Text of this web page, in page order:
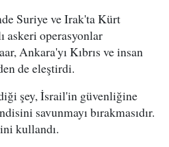
Suriye ve Irak'ta Kürt
askeri operasyonlar
Ankara'yı Kıbrıs ve insan
de eleştirdi.
şey, İsrail'in güvenliğine
savunmayı bırakmasıdır.
kullandı.